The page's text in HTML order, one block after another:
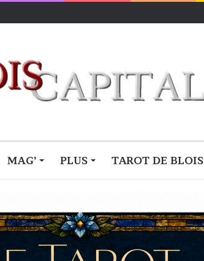
MAG’ PLUS TAROT DE BLOIS